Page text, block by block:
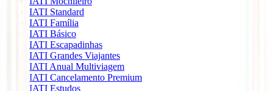
IATI Standard
IATI Família
IATI Básico
IATI Escapadinhas
IATI Grandes Viajantes
IATI Anual Multiviagem
IATI Cancelamento Premium
IATI Estudos